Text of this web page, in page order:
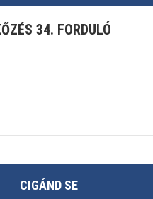
34. FORDULÓ
CIGÁND SE